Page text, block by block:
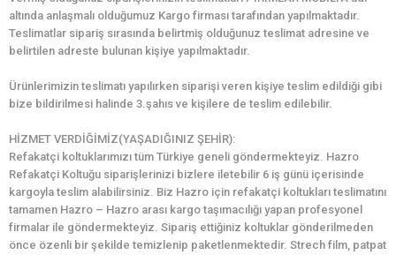
altında anlaşmalı olduğumuz Kargo firması tarafından yapılmaktadır.
Teslimatlar sipariş sırasında belirtmiş olduğunuz teslimat adresine ve
belirtilen adreste bulunan kişiye yapılmaktadır.
Ürünlerimizin teslimatı yapılırken siparişi veren kişiye teslim edildiği gibi
bize bildirilmesi halinde 3.şahıs ve kişilere de teslim edilebilir.
HİZMET VERDİĞİMİZ(YAŞADIĞINIZ ŞEHİR):
Refakatçi koltuklarımızı tüm Türkiye geneli göndermekteyiz. Hazro
Refakatçi Koltuğu siparişlerinizi bizlere iletebilir 6 iş günü içerisinde
kargoyla teslim alabilirsiniz. Biz Hazro için refakatçi koltukları teslimatını
tamamen Hazro – Hazro arası kargo taşımacılığı yapan profesyonel
firmalar ile göndermekteyiz. Sipariş ettiğiniz koltuklar gönderilmeden
önce özenli bir şekilde temizlenip paketlenmektedir. Strech film, patpat